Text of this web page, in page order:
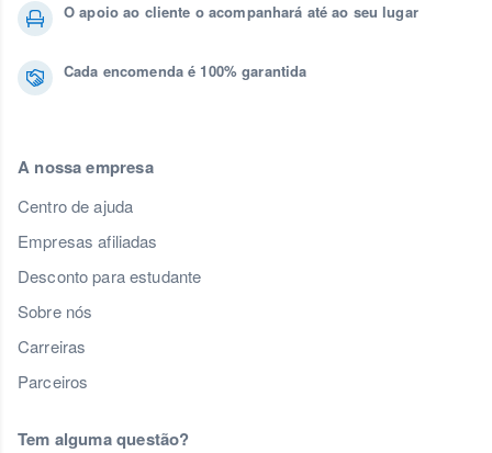
O apoio ao cliente o acompanhará até ao seu lugar
Cada encomenda é 100% garantida
A nossa empresa
Centro de ajuda
Empresas afiliadas
Desconto para estudante
Sobre nós
Carreiras
Parceiros
Tem alguma questão?